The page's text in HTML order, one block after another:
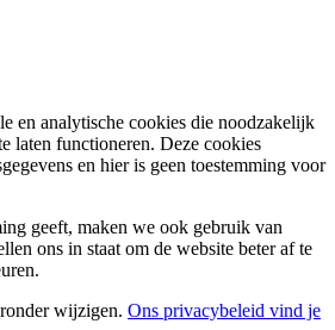
en analytische cookies die noodzakelijk
laten functioneren. Deze cookies
en hier is geen toestemming voor
geeft, maken we ook gebruik van
ons in staat om de website beter af te
wijzigen. Ons privacybeleid vind je